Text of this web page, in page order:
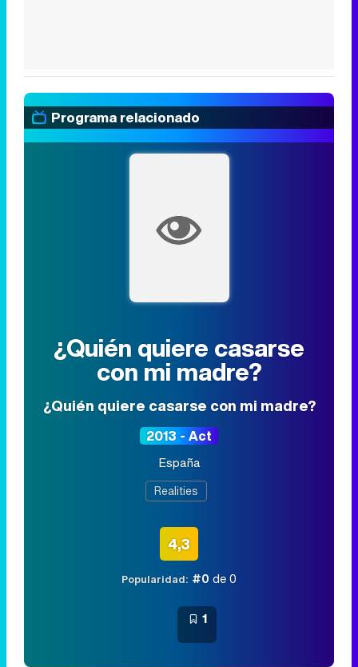
Programa relacionado
¿Quién quiere casarse
con mi madre?
¿Quién quiere casarse con mi madre?
2013 - Act
España
Realities
4,3
Popularidad: #0 de 0
1